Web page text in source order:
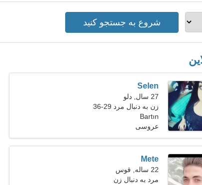
Selen
27 سال, دلو
زن به دنبال مرد 29-36
Bartın
عروسی
Mete
22 ساله, قوس
مرد به دنبال زن